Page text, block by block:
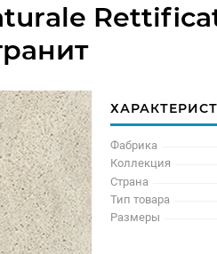
Фабрика
Коллекция
Страна
Тип товара
Размеры